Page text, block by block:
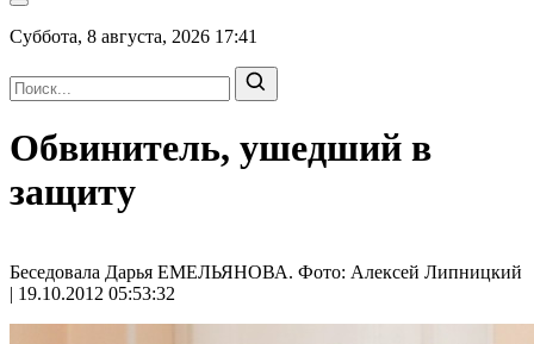
Суббота, 8 августа, 2026 17:41
Обвинитель, ушедший в
защиту
Беседовала Дарья ЕМЕЛЬЯНОВА. Фото: Алексей Липницкий
| 19.10.2012 05:53:32